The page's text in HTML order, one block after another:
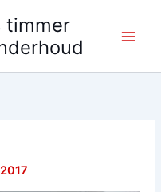
timmer